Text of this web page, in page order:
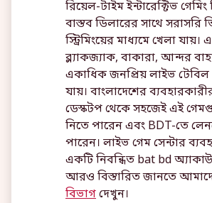
রিয়েল-টাইম ইন্টারেক্টিভ
বাস্তব ডিলারের সাথে সরাসরি
স্ট্রিমিংয়ের মাধ্যমে খেলা
ব্ল্যাকজ্যাক, বাকারা, আন্দর
একাধিক জনপ্রিয় লাইভ টেবিল
যায়। বাংলাদেশের
ডেস্কটপ থেকে সহজেই এই
নিতে পারেন এবং BDT-তে
পারেন। লাইভ গেম সেন্টার
একটি নিবন্ধিত bat bd
আরও বিস্তারিত জানতে
বিভাগদেখুন।